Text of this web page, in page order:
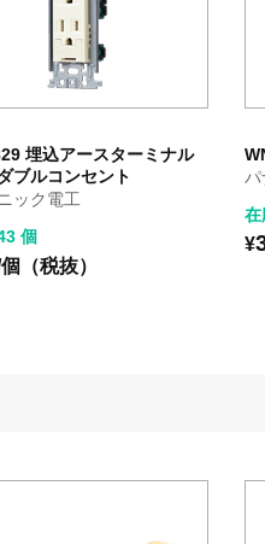
埋込アースターミナル
ブルコンセント
ック電工
個
（税抜）
パ
在
¥